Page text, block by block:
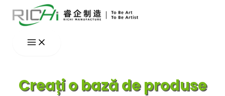
Skip
Creați o bază de produse